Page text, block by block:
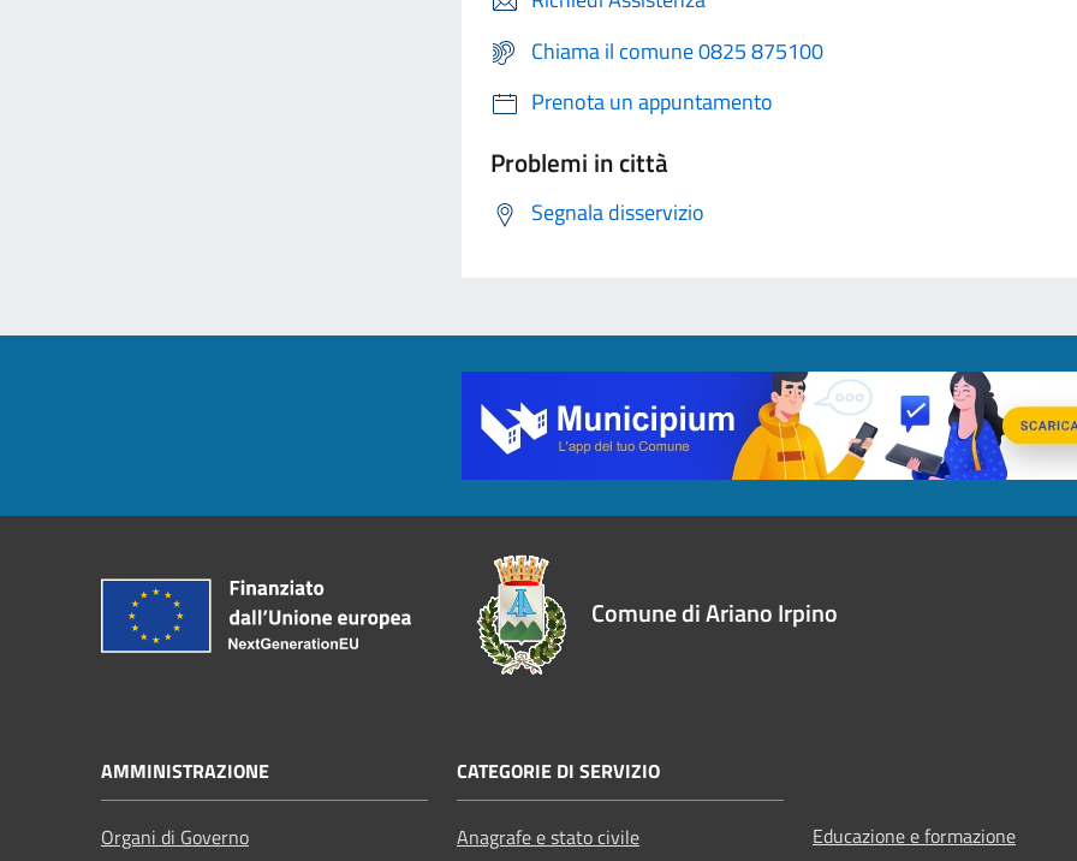
Chiama il comune 0825 875100
Prenota un appuntamento
Problemi in città
Segnala disservizio
Comune di Ariano Irpino
AMMINISTRAZIONE
Organi di Governo
CATEGORIE DI SERVIZIO
Anagrafe e stato civile
Educazione e formazione